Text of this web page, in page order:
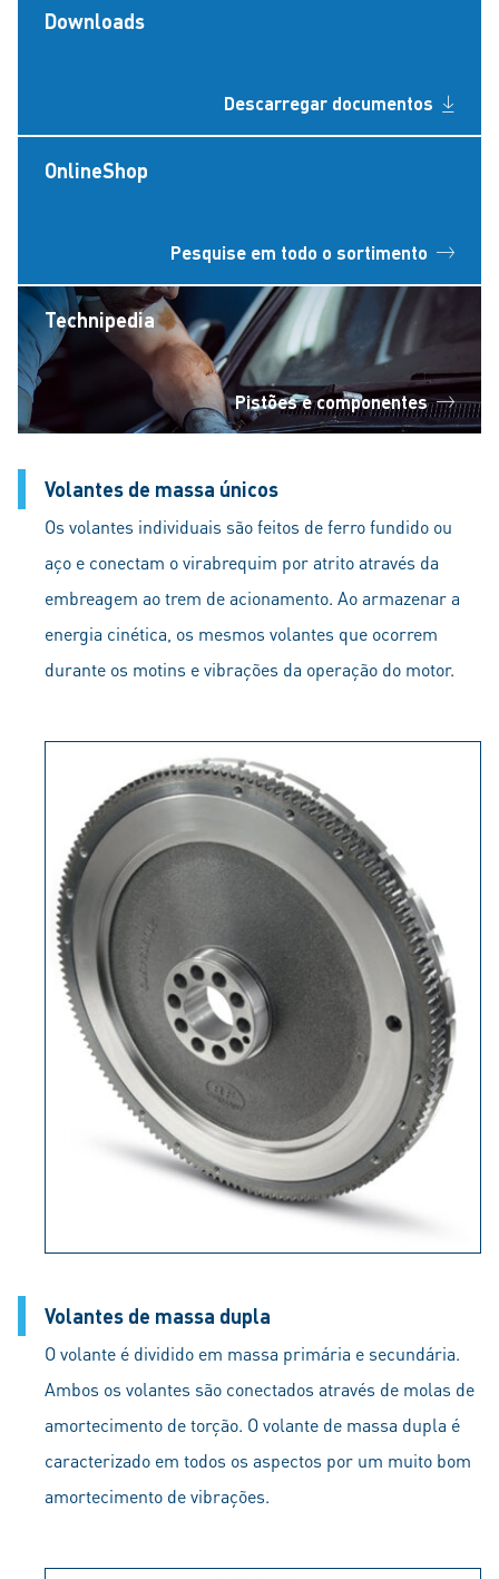
Downloads
Descarregar documentos
OnlineShop
Pesquise em todo o sortimento
Technipedia
Pistões e componentes
Volantes de massa únicos
Os volantes individuais são feitos de ferro fundido ou
aço e conectam o virabrequim por atrito através da
embreagem ao trem de acionamento. Ao armazenar a
energia cinética, os mesmos volantes que ocorrem
durante os motins e vibrações da operação do motor.
Volantes de massa dupla
O volante é dividido em massa primária e secundária.
Ambos os volantes são conectados através de molas de
amortecimento de torção. O volante de massa dupla é
caracterizado em todos os aspectos por um muito bom
amortecimento de vibrações.